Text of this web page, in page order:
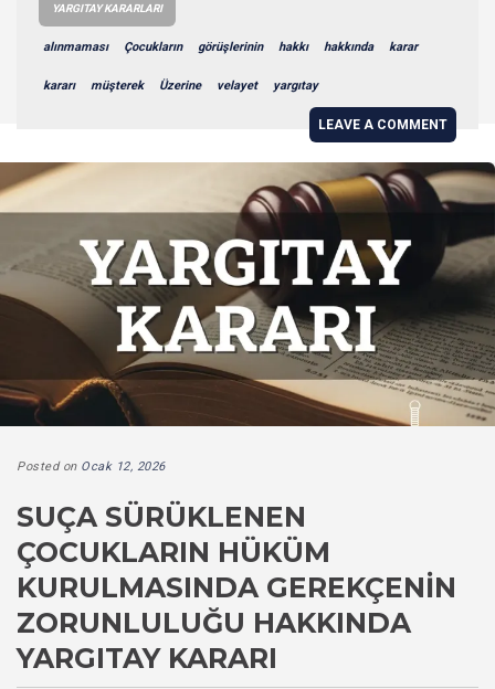
YARGITAY KARARLARI
alınmaması Çocukların görüşlerinin hakkı hakkında karar
kararı müşterek Üzerine velayet yargıtay
LEAVE A COMMENT
Posted on Ocak 12, 2026
SUÇA SÜRÜKLENEN
ÇOCUKLARIN HÜKÜM
KURULMASINDA GEREKÇENIN
ZORUNLULUĞU HAKKINDA
YARGITAY KARARI